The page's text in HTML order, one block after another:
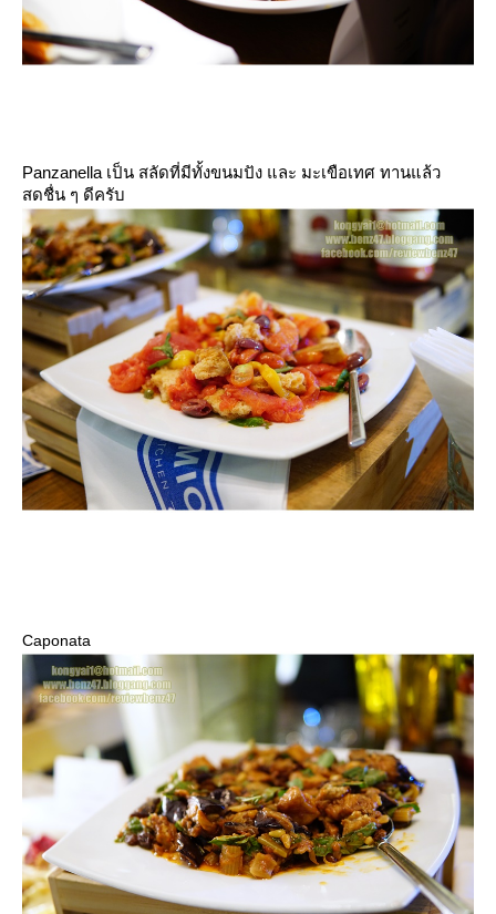
Panzanella เป็น สลัดที่มีทั้งขนมปัง และ มะเขือเทศ ทานแล้ว
สดชื่น ๆ ดีครับ
Caponata